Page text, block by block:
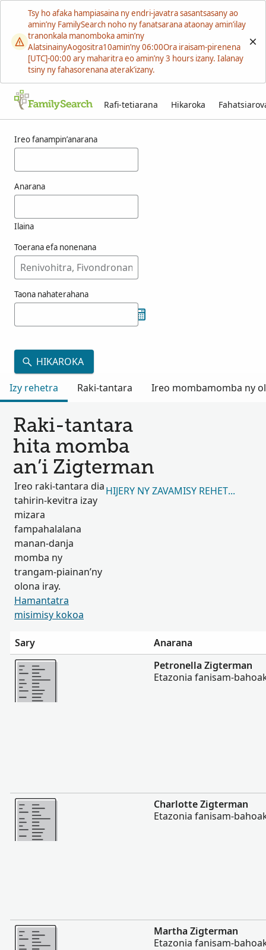
Tsy ho afaka hampiasaina ny endri-javatra sasantsasany ao
amin’ny FamilySearch noho ny fanatsarana ataonay amin’ilay
tranonkala manomboka amin’ny
AlatsinainyAogositra10amin’ny 06:00Ora iraisam-pirenena
[UTC]-00:00 ary maharitra eo amin’ny 3 hours izany. Ialanay
tsiny ny fahasorenana aterak’izany.
Rafi-tetiarana Hikaroka
Ireo fanampin’anarana
Anarana
Ilaina
Toerana efa nonenana
Taona nahaterahana
HIKAROKA
Izy rehetra
Raki-tantara Ireo mombamomba ny
Raki-tantara
hita momba
an’i Zigterman
Ireo raki-tantara dia
tahirin-kevitra izay
mizara
fampahalalana
manan-danja
momba ny
trangam-piainan’ny
olona iray.
Hamantatra
misimisy kokoa
HIJERY NY ZAVAMISY REHETRA
Sary
Anarana
Misimisy kokoa
Petronella Zigterman
Etazonia fanisam-
Misimisy kokoa
Charlotte Zigterman
Etazonia fanisam-
Misimisy kokoa
Martha Zigterman
Etazonia fanisam-